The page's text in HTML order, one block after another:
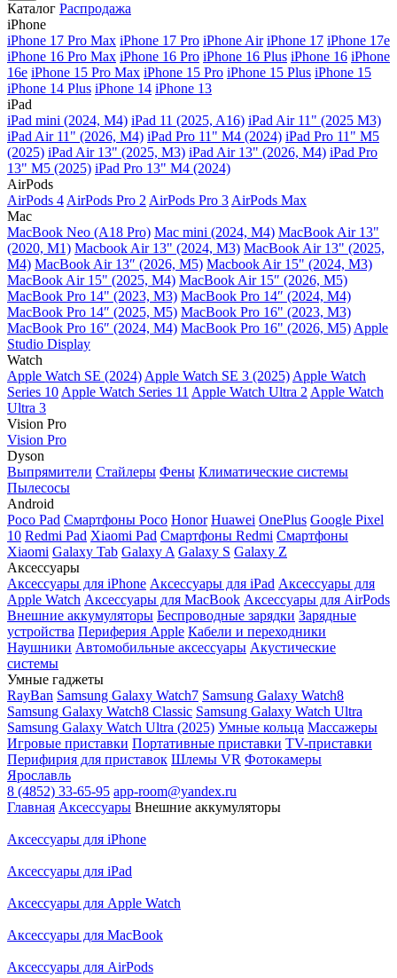
Каталог Распродажа
iPhone
iPhone 17 Pro Max iPhone 17 Pro iPhone Air iPhone 17 iPhone 17e
iPhone 16 Pro Max iPhone 16 Pro iPhone 16 Plus iPhone 16 iPhone
16e iPhone 15 Pro Max iPhone 15 Pro iPhone 15 Plus iPhone 15
iPhone 14 Plus iPhone 14 iPhone 13
iPad
iPad mini (2024, M4) iPad 11 (2025, A16) iPad Air 11" (2025 M3)
iPad Air 11" (2026, M4) iPad Pro 11" M4 (2024) iPad Pro 11" M5
(2025) iPad Air 13" (2025, M3) iPad Air 13" (2026, M4) iPad Pro
13" M5 (2025) iPad Pro 13" M4 (2024)
AirPods
AirPods 4 AirPods Pro 2 AirPods Pro 3 AirPods Max
Mac
MacBook Neo (A18 Pro) Mac mini (2024, M4) MacBook Air 13"
(2020, M1) Macbook Air 13" (2024, M3) MacBook Air 13" (2025,
M4) MacBook Air 13″ (2026, M5) Macbook Air 15" (2024, M3)
MacBook Air 15" (2025, M4) MacBook Air 15″ (2026, M5)
MacBook Pro 14" (2023, M3) MacBook Pro 14″ (2024, M4)
MacBook Pro 14″ (2025, M5) MacBook Pro 16" (2023, M3)
MacBook Pro 16″ (2024, M4) MacBook Pro 16" (2026, M5) Apple
Studio Display
Watch
Apple Watch SE (2024) Apple Watch SE 3 (2025) Apple Watch
Series 10 Apple Watch Series 11 Apple Watch Ultra 2 Apple Watch
Ultra 3
Vision Pro
Vision Pro
Dyson
Выпрямители Стайлеры Фены Климатические системы
Пылесосы
Android
Poco Pad Смартфоны Poco Honor Huawei OnePlus Google Pixel
10 Redmi Pad Xiaomi Pad Смартфоны Redmi Смартфоны
Xiaomi Galaxy Tab Galaxy A Galaxy S Galaxy Z
Аксессуары
Аксессуары для iPhone Аксессуары для iPad Аксессуары для
Apple Watch Аксессуары для MacBook Аксессуары для AirPods
Внешние аккумуляторы Беспроводные зарядки Зарядные
устройства Периферия Apple Кабели и переходники
Наушники Автомобильные аксессуары Акустические
системы
Умные гаджеты
RayBan Samsung Galaxy Watch7 Samsung Galaxy Watch8
Samsung Galaxy Watch8 Classic Samsung Galaxy Watch Ultra
Samsung Galaxy Watch Ultra (2025) Умные кольца Массажеры
Игровые приставки Портативные приставки TV-приставки
Перифирия для приставок Шлемы VR Фотокамеры
Ярославль
8 (4852) 33-65-95 app-room@yandex.ru
Главная Аксессуары Внешние аккумуляторы
Аксессуары для iPhone
Аксессуары для iPad
Аксессуары для Apple Watch
Аксессуары для MacBook
Аксессуары для AirPods